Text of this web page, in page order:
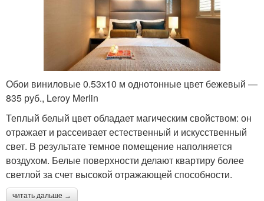
Обои виниловые 0.53х10 м однотонные цвет бежевый —
835 руб., Leroy Merlin
Теплый белый цвет обладает магическим свойством: он
отражает и рассеивает естественный и искусственный
свет. В результате темное помещение наполняется
воздухом. Белые поверхности делают квартиру более
светлой за счет высокой отражающей способности.
читать дальше →